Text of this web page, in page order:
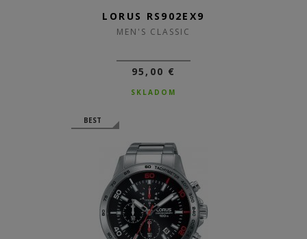
LORUS RS902EX9
MEN'S CLASSIC
95,00 €
SKLADOM
BEST